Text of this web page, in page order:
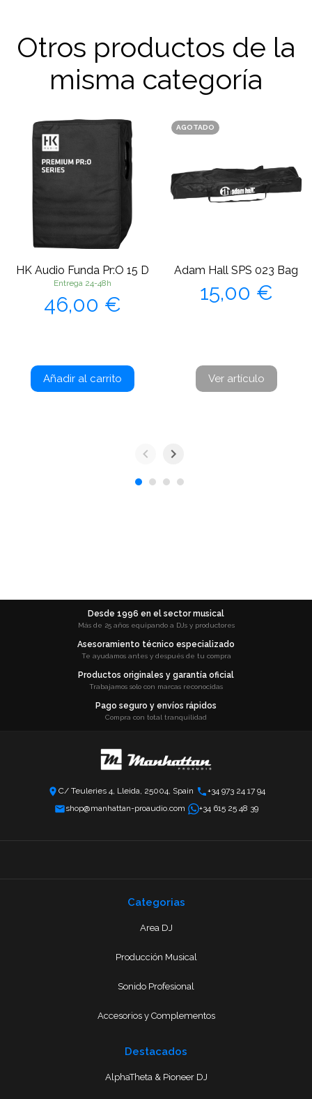
Otros productos de la
misma categoría
HK Audio Funda Pr:O 15 D
Entrega 24-48h
Precio
46,00 €
Añadir al carrito
AGOTADO
Adam Hall SPS 023 Bag
Precio
15,00 €
Ver artículo
Desde 1996 en el sector musical
Más de 25 años equipando a DJs y productores
Asesoramiento técnico especializado
Te ayudamos antes y después de tu compra
Productos originales y garantía oficial
Trabajamos solo con marcas reconocidas
Pago seguro y envíos rápidos
Compra con total tranquilidad
C/ Teuleries 4, Lleida, 25004, Spain
+34 973 24 17 94
shop@manhattan-proaudio.com
+34 615 25 48 39
Categorias
Area DJ
Producción Musical
Sonido Profesional
Accesorios y Complementos
Destacados
AlphaTheta & Pioneer DJ